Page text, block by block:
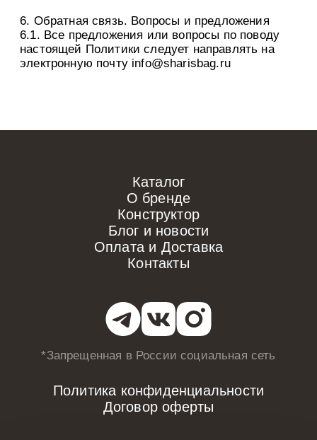
6. Обратная связь. Вопросы и предложения
6.1. Все предложения или вопросы по поводу
настоящей Политики следует направлять на
электронную почту info@sharisbag.ru
Каталог
О бренде
Конструктор
Блог и новости
Оплата и Доставка
Контакты
*Запрещенная в Россиисоциальная сеть
Политика конфиденциальности
Договор оферты